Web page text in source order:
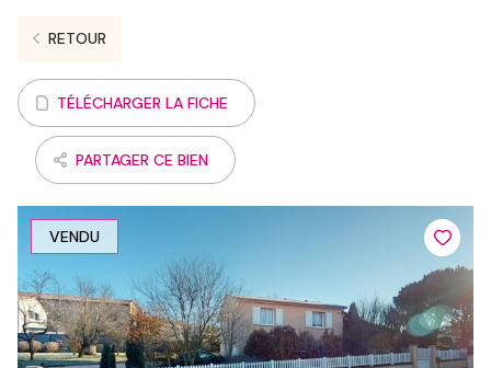
RETOUR
TÉLÉCHARGER LA FICHE
PARTAGER CE BIEN
VENDU